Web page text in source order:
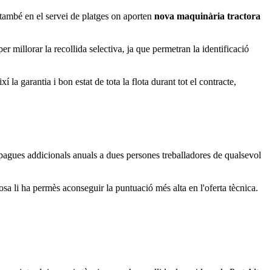
en el servei de platges on aporten nova maquinària tractora
millorar la recollida selectiva, ja que permetran la identificació
la garantia i bon estat de tota la flota durant tot el contracte,
addicionals anuals a dues persones treballadores de qualsevol
li ha permès aconseguir la puntuació més alta en l'oferta tècnica.